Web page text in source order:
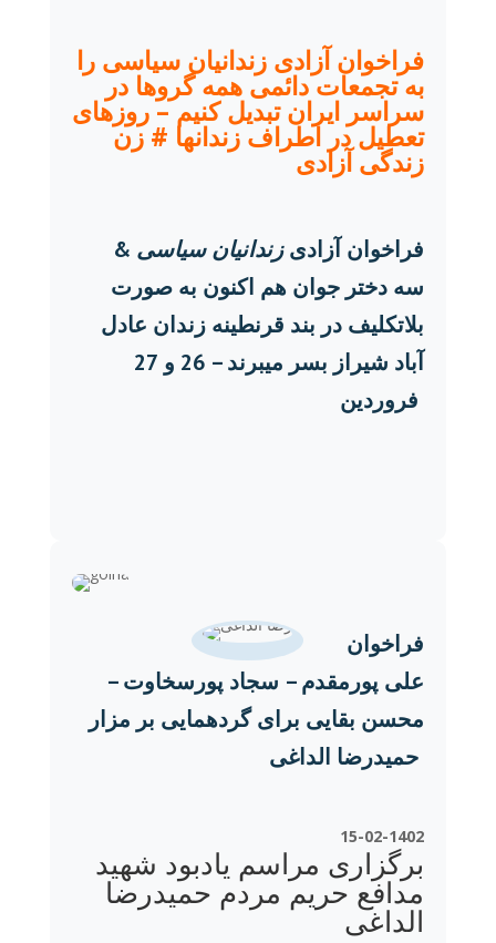
فراخوان آزادی زندانیان سیاسی را
به تجمعات دائمی همه گروها در
سراسر ایران تبدیل کنیم – روزهای
تعطیل در اطراف زندانها # زن
زندگی آزادی
فراخوان آزادیزندانیان سیاسی &
سه دختر جوان هم اکنون به صورت
بلاتکلیف در بند قرنطینه زندان عادل
آباد شیراز بسر میبرند – 26 و
27
فراخوان
محسن بقایی برای گردهمایی بر مزار
15-02-1402
برگزاری مراسم یادبود شهید
مدافع حریم مردم حمیدرضا
الداغی